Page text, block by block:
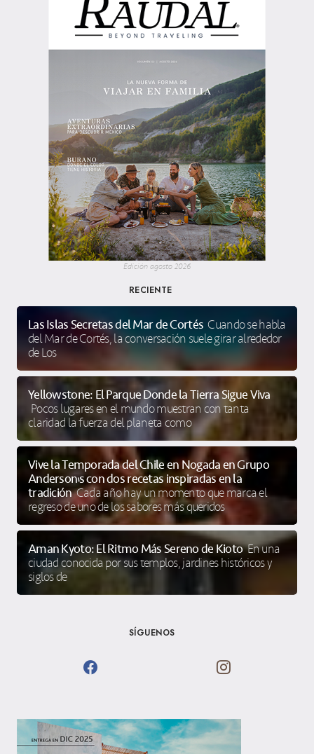
Edición agosto 2026
RECIENTE
Las Islas Secretas del Mar de Cortés Cuando se habla
del Mar de Cortés, la conversación suele girar alrededor
de Los
Yellowstone: El Parque Donde la Tierra Sigue Viva
Pocos lugares en el mundo muestran con tanta
claridad la fuerza del planeta como
Vive la Temporada del Chile en Nogada en Grupo
Anderson’s con dos recetas inspiradas en la
tradición Cada año hay un momento que marca el
regreso de uno de los sabores más queridos
Aman Kyoto: El Ritmo Más Sereno de Kioto En una
ciudad conocida por sus templos, jardines históricos y
siglos de
SÍGUENOS